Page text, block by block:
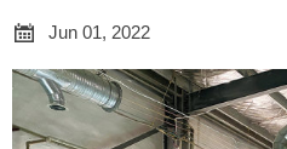

Jun 01, 2022